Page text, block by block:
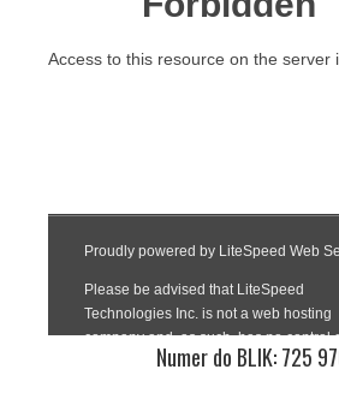
Numer do BLIK: 725